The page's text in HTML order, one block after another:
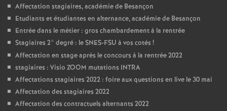
Affectation stagiaires, académie de Besançon
Etudiants et étudiantes en alternance, académie de Besançon
Entrée dans le métier : gros chambardement à la rentrée
Stagiaires 2° degré : le SNES-FSU à vos cotés !
Affectation en stage après le concours à la rentrée 2022
stagiaires : Visio ZOOM mutations INTRA
Affectations stagiaires 2022 : foire aux questions en live le 30 mai
Affectation des stagiaires 2022
Affectation des contractuels alternants 2022